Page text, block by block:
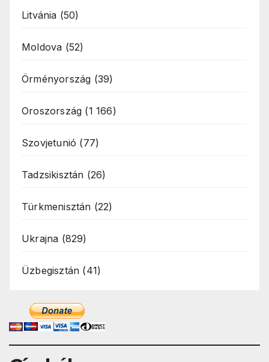
Litvánia (50)
Moldova (52)
Örményország (39)
Oroszország (1 166)
Szovjetunió (77)
Tadzsikisztán (26)
Türkmenisztán (22)
Ukrajna (829)
Üzbegisztán (41)